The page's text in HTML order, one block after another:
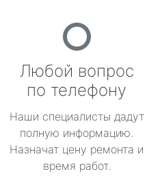
Любой вопрос
по телефону
Наши специалисты дадут
полную информацию.
Назначат цену ремонта и
время работ.